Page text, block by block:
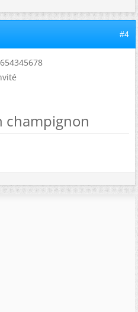
#4
champignon